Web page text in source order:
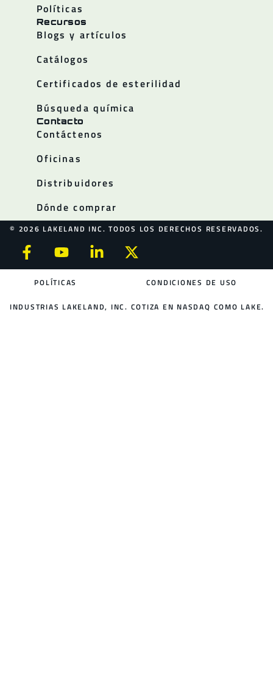
Políticas
Recursos
Blogs y artículos
Catálogos
Certificados de esterilidad
Búsqueda química
Contacto
Contáctenos
Oficinas
Distribuidores
Dónde comprar
© 2026 LAKELAND INC. TODOS LOS DERECHOS RESERVADOS.
POLÍTICAS CONDICIONES DE USO
INDUSTRIAS LAKELAND, INC. COTIZA EN NASDAQ COMO LAKE.